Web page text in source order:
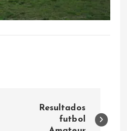
Resultados
futbol